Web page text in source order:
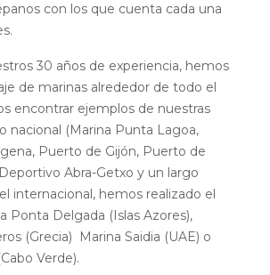
con los que cuenta cada una
30 años de experiencia, hemos
de marinas alrededor de todo el
encontrar ejemplos de nuestras
nacional (Marina Punta Lagoa,
Puerto de Gijón, Puerto de
Abra-Getxo y un largo
internacional, hemos realizado el
Ponta Delgada (Islas Azores),
(Grecia) Marina Saidia (UAE) o
Verde).